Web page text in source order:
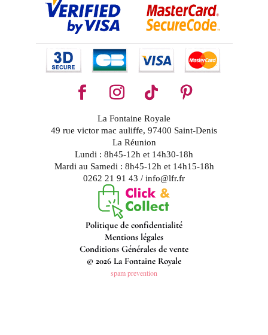
La Fontaine Royale
49 rue victor mac auliffe, 97400 Saint-Denis
La Réunion
Lundi : 8h45-12h et 14h30-18h
Mardi au Samedi : 8h45-12h et 14h15-18h
0262 21 91 43 / info@lfr.fr
Politique de confidentialité
Mentions légales
Conditions Générales de vente
© 2026 La Fontaine Royale
spam prevention